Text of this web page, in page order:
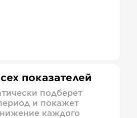
показателей
подберет
и покажет
каждого